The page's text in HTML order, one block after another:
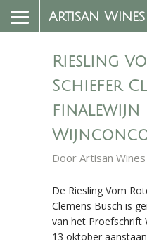
Artisan Wines
Riesling
Schiefer
finalewijn
Door Artisan Wines
De Riesling Vom
Clemens Busch is
van het Proefschrift
13 oktober